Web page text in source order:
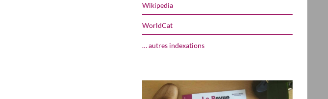
Wikipedia
WorldCat
… autres indexations